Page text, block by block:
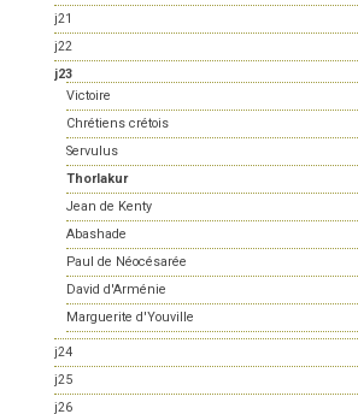
j21
j22
j23
Victoire
Chrétiens crétois
Servulus
Thorlakur
Jean de Kenty
Abashade
Paul de Néocésarée
David d'Arménie
Marguerite d'Youville
j24
j25
j26